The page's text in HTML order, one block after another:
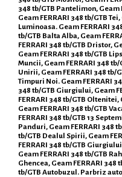
348 tb/GTB Pantelimon, Geam
Geam FERRARI 348 tb/GTB
Luminoasa. Geam FERRARI
tb/GTB Balta Alba, Geam
FERRARI 348 tb/GTB Dristor,
Geam FERRARI 348 tb/GTB
Muncii, Geam FERRARI 348 tb/
Unirii, Geam FERRARI 348 tb/
Timpuri Noi. Geam FERRARI
348 tb/GTB Giurgiului, Geam
FERRARI 348 tb/GTB
Geam FERRARI 348 tb/GTB
FERRARI 348 tb/GTB 13
Panduri, Geam FERRARI 348
tb/GTB Dealul Spirii, Geam
FERRARI 348 tb/GTB
Geam FERRARI 348 tb/GTB
Ghencea, Geam FERRARI 348
tb/GTB Autobuzul. Parbriz auto